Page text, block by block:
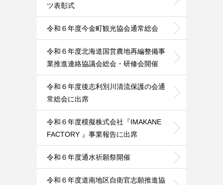
ツ表彰式
令和６年度今金町観光協会通常総会
令和６年度北海道国営農地再編整備事
業推進連絡協議会総会・研修会開催
令和６年度後志利別川清流保護の会通
常総会に出席
令和６年度模擬株式会社『IMAKANE
FACTORY 』事業報告に出席
令和６年度通水祈願祭開催
令和６年度道南地区自衛官志願推進協